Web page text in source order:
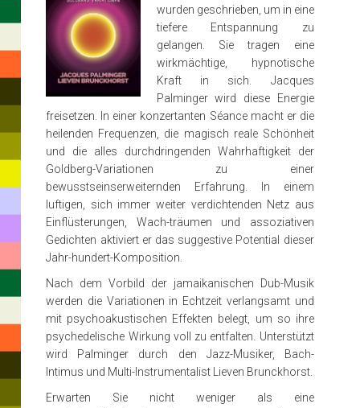
wurden geschrieben, um in eine
tiefere Entspannung zu
gelangen. Sie tragen eine
wirkmächtige, hypnotische
Kraft in sich. Jacques
Palminger wird diese Energie
freisetzen. In einer konzertanten Séance macht er die
heilenden Frequenzen, die magisch reale Schönheit
und die alles durchdringenden Wahrhaftigkeit der
Goldberg-Variationen zu einer
bewusstseinserweiternden Erfahrung. In einem
luftigen, sich immer weiter verdichtenden Netz aus
Einflüsterungen, Wach-träumen und assoziativen
Gedichten aktiviert er das suggestive Potential dieser
Jahr-hundert-Komposition.
Nach dem Vorbild der jamaikanischen Dub-Musik
werden die Variationen in Echtzeit verlangsamt und
mit psychoakustischen Effekten belegt, um so ihre
psychedelische Wirkung voll zu entfalten. Unterstützt
wird Palminger durch den Jazz-Musiker, Bach-
Intimus und Multi-Instrumentalist Lieven Brunckhorst.
Erwarten Sie nicht weniger als eine